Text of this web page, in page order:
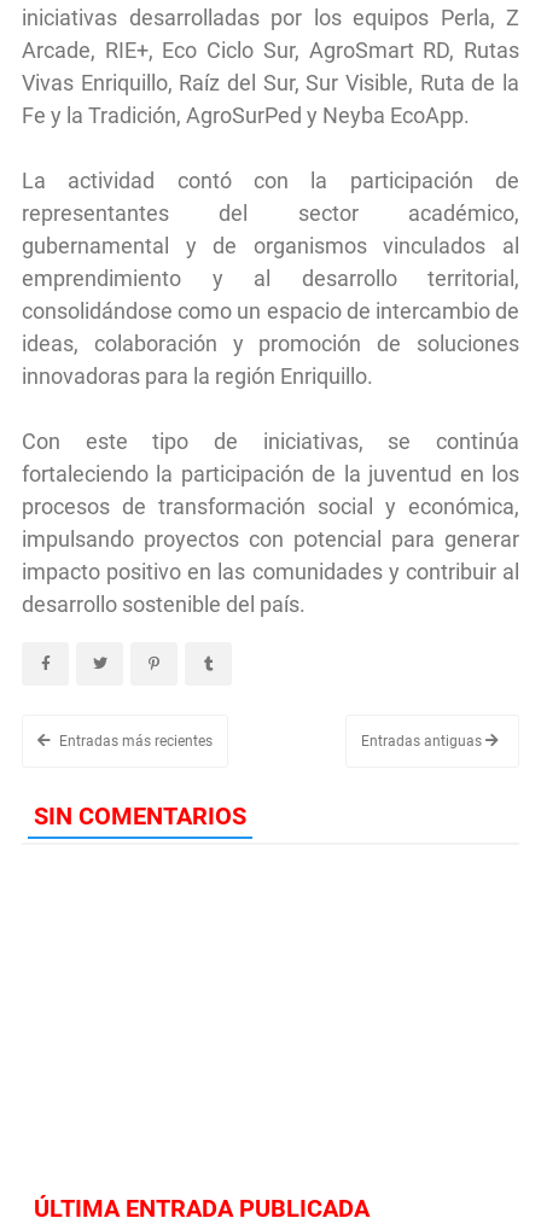
iniciativas desarrolladas por los equipos Perla, Z
Arcade, RIE+, Eco Ciclo Sur, AgroSmart RD, Rutas
Vivas Enriquillo, Raíz del Sur, Sur Visible, Ruta de la
Fe y la Tradición, AgroSurPed y Neyba EcoApp.
La actividad contó con la participación de
representantes del sector académico,
gubernamental y de organismos vinculados al
emprendimiento y al desarrollo territorial,
consolidándose como un espacio de intercambio de
ideas, colaboración y promoción de soluciones
innovadoras para la región Enriquillo.
Con este tipo de iniciativas, se continúa
fortaleciendo la participación de la juventud en los
procesos de transformación social y económica,
impulsando proyectos con potencial para generar
impacto positivo en las comunidades y contribuir al
desarrollo sostenible del país.
Entradas más recientes Entradas antiguas
SIN COMENTARIOS
ÚLTIMA ENTRADA PUBLICADA